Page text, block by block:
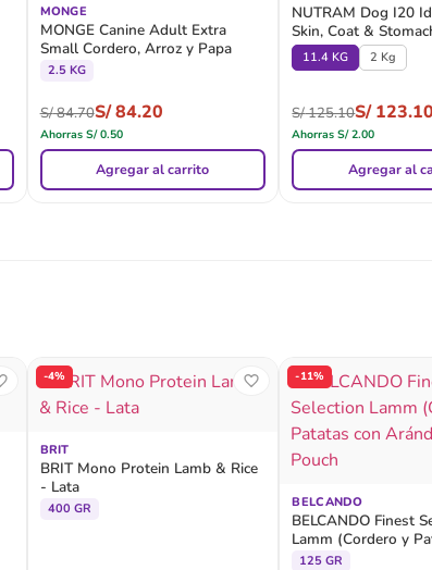
MONGE
MONGE Canine Adult Extra
Small Cordero, Arroz y Papa
2.5 KG
S/84.70S/84.20
Ahorras S/0.50
Agregar al carrito
NUTRAM Dog I20
Skin, Coat &
11.4 KG 2 Kg
S/125.10S/123.10
AhorrasS/2.00
Agregar al
-4%
BRIT
BRIT Mono Protein Lamb & Rice
- Lata
400 GR
-11%
BELCANDO
BELCANDO Finest
Lamm (Cordero y
Arándanos) - Pouch
125 GR